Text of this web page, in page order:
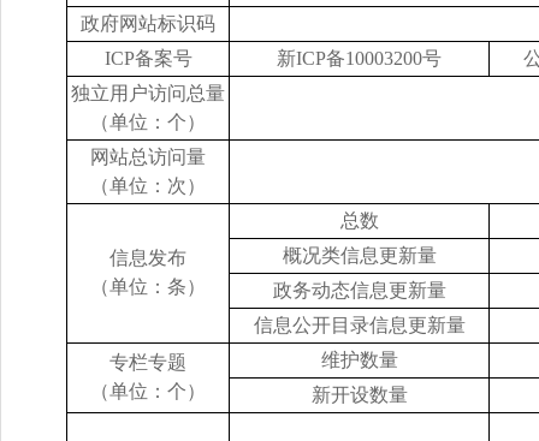
政府网站标识码
ICP备案号 新ICP备10003200号
独立用户访问总量
（单位：个）
网站总访问量
（单位：次）
信息发布
（单位：条）
总数
概况类信息更新量
政务动态信息更新量
信息公开目录信息更新量
专栏专题
（单位：个）
维护数量
新开设数量